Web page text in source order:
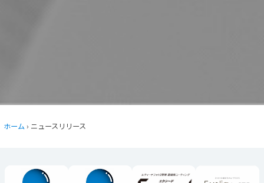
ホーム › ニュースリリース